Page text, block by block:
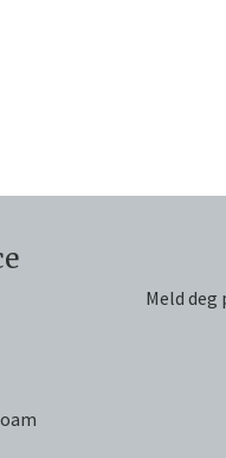
Meld